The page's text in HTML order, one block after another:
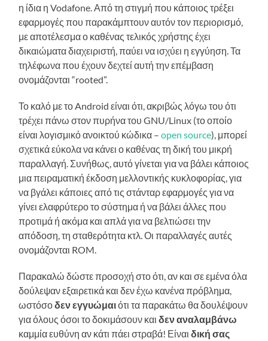
η ίδια η Vodafone. Από τη στιγμή που κάποιος τρέξει
εφαρμογές που παρακάμπτουν αυτόν τον περιορισμό,
με αποτέλεσμα ο καθένας τελικός χρήστης έχει
δικαιώματα διαχειριστή, παύει να ισχύει η εγγύηση. Τα
τηλέφωνα που έχουν δεχτεί αυτή την επέμβαση
ονομάζονται “rooted”.
Το καλό με το Android είναι ότι, ακριβώς λόγω του ότι
τρέχει πάνω στον πυρήνα του GNU/Linux (το οποίο
είναι λογισμικό ανοικτού κώδικα –open source), μπορεί
σχετικά εύκολα να κάνει ο καθένας τη δική του μικρή
παραλλαγή. Συνήθως, αυτό γίνεται για να βάλει κάποιος
μια πειραματική έκδοση μελλοντικής κυκλοφορίας, για
να βγάλει κάποιες από τις στάνταρ εφαρμογές για να
γίνει ελαφρύτερο το σύστημα ή να βάλει άλλες που
προτιμά ή ακόμα και απλά για να βελτιώσει την
απόδοση, τη σταθερότητα κτλ. Οι παραλλαγές αυτές
ονομάζονται ROM.
Παρακαλώ δώστε προσοχή στο ότι, αν και σε εμένα όλα
δούλεψαν εξαιρετικά και δεν έχω κανένα πρόβλημα,
ωστόσοδεν εγγυώμαιότι τα παρακάτω θα δουλέψουν
για όλους όσοι το δοκιμάσουν καιδεν αναλαμβάνω
καμμία ευθύνη αν κάτι πάει στραβά! Είναιδική σας